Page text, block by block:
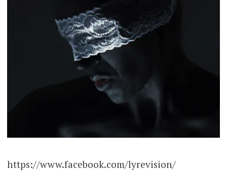
https://www.facebook.com/lyrevision/